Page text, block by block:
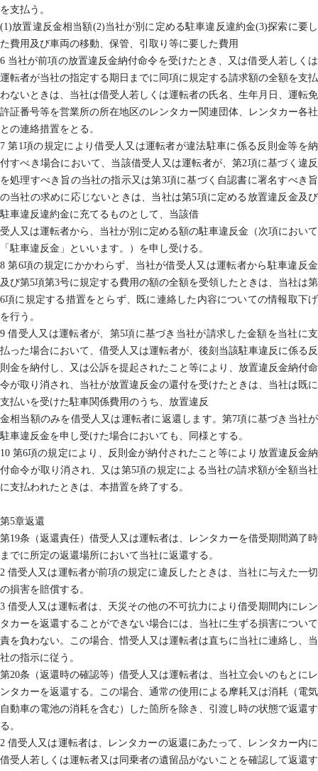
を支払う。
(1)放置違反金相当額(2)当社が別に定める駐車違反違約金(3)探索に要し
た費用及び車両の移動、保管、引取り等に要した費用
6 当社が前項の放置違反金納付命令を受けたとき、又は借受人若しくは
運転者が当社の指定する期日までに同項に規定する請求額の全額を支払
わないときは、当社は借受人若しくは運転者の氏名、生年月日、運転免
許証番号等を営業所の所在地区のレンタカー関連団体、レンタカー各社
との連絡措置をとる。
7 第1項の規定により借受人又は運転者が違法駐車に係る反則金等を納
付すべき場合において、当該借受人又は運転者が、第2項に基づく違反
を処理すべき旨の当社の指示又は第3項に基づく自認書に署名すべき旨
の当社の求めに応じないときは、当社は第5項に定める放置違反金及び
駐車違反違約金に充てるものとして、当該借
受人又は運転者から、当社が別に定める額の駐車違反金（次項において
「駐車違反金」といいます。）を申し受ける。
8 第6項の規定にかかわらず、当社が借受人又は運転者から駐車違反金
及び第5項第3号に規定する費用の額の全額を受領したときは、当社は第
6項に規定する措置をとらず、既に連絡した内容についての情報取下げ
を行う。
9 借受人又は運転者が、第5項に基づき当社が請求した金額を当社に支
払った場合において、借受人又は運転者が、後刻当該駐車違反に係る反
則金を納付し、又は公訴を提起されたこと等により、放置違反金納付命
令が取り消され、当社が放置違反金の還付を受けたときは、当社は既に
支払いを受けた駐車関係費用のうち、放置違反
金相当額のみを借受人又は運転者に返還します。第7項に基づき当社が
駐車違反金を申し受けた場合においても、同様とする。
10 第6項の規定により、反則金が納付されたこと等により放置違反金納
付命令が取り消され、又は第5項の規定による当社の請求額が全額当社
に支払われたときは、本措置を終了する。
第5章返還
第19条（返還責任）借受人又は運転者は、レンタカーを借受期間満了時
までに所定の返還場所において当社に返還する。
2 借受人又は運転者が前項の規定に違反したときは、当社に与えた一切
の損害を賠償する。
3 借受人又は運転者は、天災その他の不可抗力により借受期間内にレン
タカーを返還することができない場合には、当社に生ずる損害について
責を負わない。この場合、惜受人又は運転者は直ちに当社に連絡し、当
社の指示に従う。
第20条（返還時の確認等）借受人又は運転者は、当社立会いのもとにレ
ンタカーを返還する。この場合、通常の使用による摩耗又は消耗（電気
自動車の電池の消耗を含む）した箇所を除き、引渡し時の状態で返還す
る。
2 借受人又は運転者は、レンタカーの返還にあたって、レンタカー内に
借受人若しくは運転者又は同乗者の遺留品がないことを確認して返還す